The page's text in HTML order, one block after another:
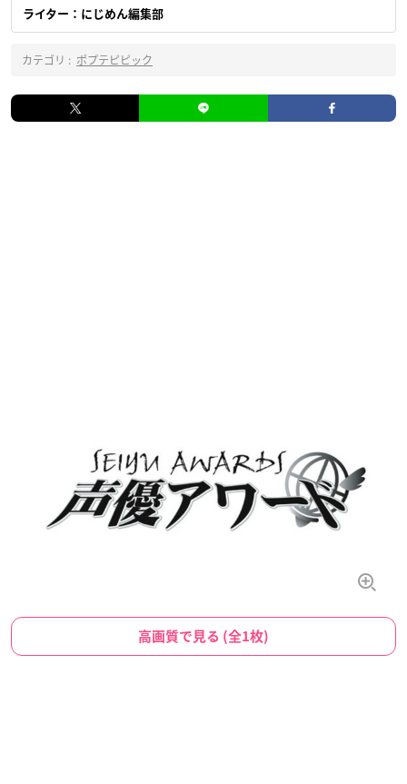
ライター：にじめん編集部
カテゴリ : ポプテピピック
高画質で見る (全1枚)